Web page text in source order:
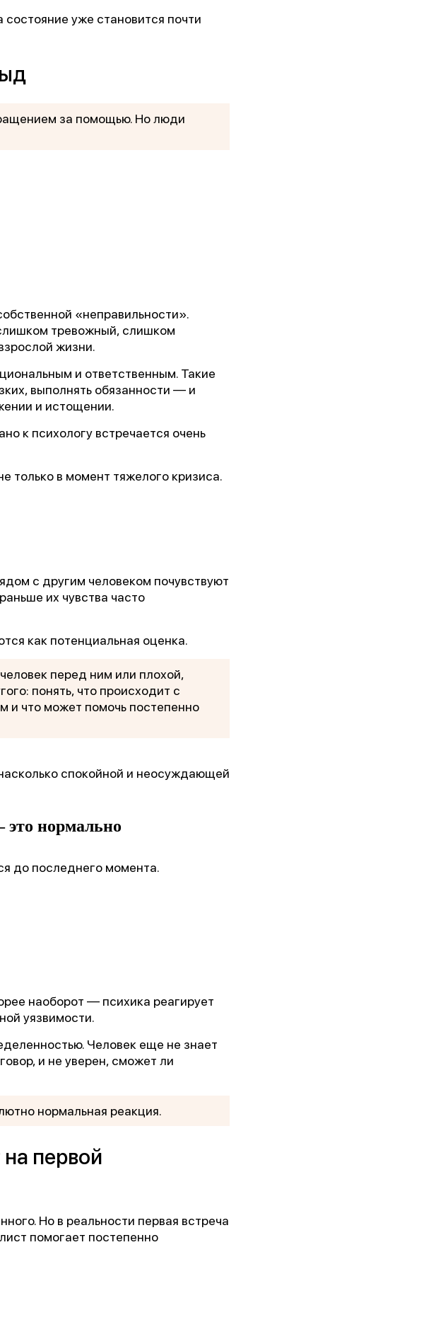
региональных
практик
и НМИЦ им.
же номинации (2025г.)
в нашем развитии!
уже становится почти
за помощью. Но люди
«неправильности».
тревожный, слишком
жизни.
и ответственным. Такие
выполнять обязанности — и
и истощении.
к психологу встречается очень
только в момент тяжелого кризиса.
с другим человеком почувствуют
их чувства часто
как потенциальная оценка.
перед ним или плохой,
понять, что происходит с
и что может помочь постепенно
спокойной и неосуждающей
это нормально
до последнего момента.
наоборот — психика реагирует
уязвимости.
Человек еще не знает
и не уверен, сможет ли
нормальная реакция.
первой
Но в реальности первая встреча
помогает постепенно